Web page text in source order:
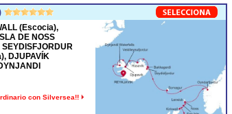
(Escocia),
DE NOSS
DJUPAVÍK
con Silversea!!